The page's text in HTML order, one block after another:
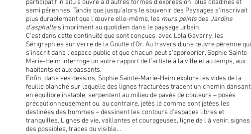
participatif in situ s’ouvre à d’autres formes d’expression, plus citadines et
semi pérennes. Tandis que jusqu'alors le souvenir des Paysages s’inscrivait
plus durablement que l’œuvre elle-même, les murs peintsdes Jardins
d’asphaltes’impriment au quotidien dans le paysage urbain.
C'est dans cette continuité que sont conçues, avec Lola Gavarry, les
Sérigraphies sur verre de la Goutte d'Or. Au travers d’une œuvre pérenne qui
s’inscrit dans l’espace public et que chacun peut s’approprier, Sophie Sainte-
Marie-Heim interroge un autre rapport de l’artiste à la ville et au temps, aux
habitants et aux passants,
Enfin, dans ses dessins, Sophie Sainte-Marie-Heim explore les vides de la
feuille blanche sur laquelle des lignes fracturées tracent un chemin dansant
en équilibre instable, serpentent au milieu de pavés de couleurs – posés
précautionneusement ou, au contraire, jetés là comme sont jetées les
destinées des hommes – dessinent les contours d’espaces libres et
tranquilles. Lignes de vie, vaillantes et courageuses, ligne de l’à venir, signes
des possibles, traces du visible...